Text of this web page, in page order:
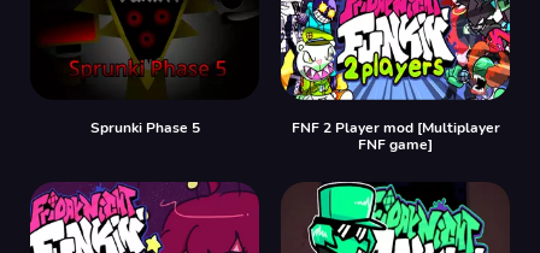
Sprunki Phase 5
FNF 2 Player mod [Multiplayer
FNF game]